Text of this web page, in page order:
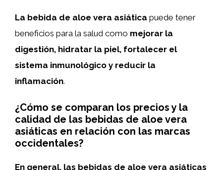
La bebida de aloe vera asiática puede tener
beneficios para la salud como mejorar la
digestión, hidratar la piel, fortalecer el
sistema inmunológico y reducir la
inflamación.
¿Cómo se comparan los precios y la
calidad de las bebidas de aloe vera
asiáticas en relación con las marcas
occidentales?
En general, las bebidas de aloe vera asiáticas